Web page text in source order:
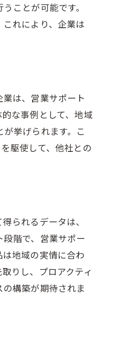
ことが可能です。
れにより、企業は
は、営業サポート
な事例として、地域
挙げられます。こ
駆使して、他社との
られるデータは、
階で、営業サポー
地域の実情に合わ
りし、プロアクティ
構築が期待されま